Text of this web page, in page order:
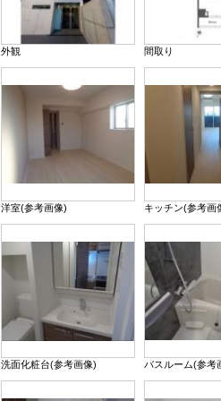
外観 間取り
洋室(参考画像) キッチン(参考画
洗面化粧台(参考画像) バスルーム(参考